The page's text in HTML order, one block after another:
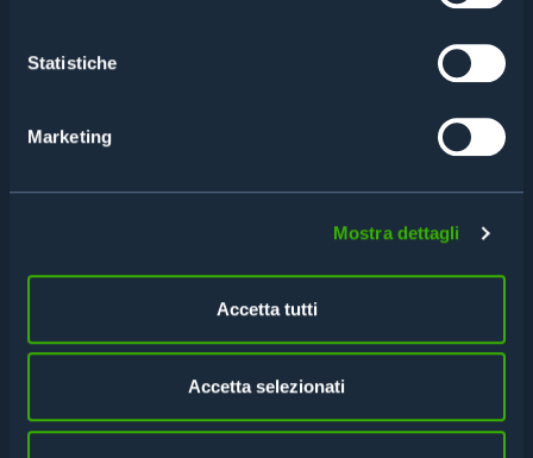
Statistiche
Marketing
Mostra dettagli
Accetta tutti
Accetta selezionati
CONTATTACI PER UNA
Compila il form per avere maggiori informazioni
o richiedere una consulenza